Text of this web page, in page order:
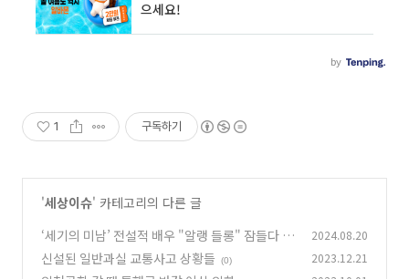
1 구독하기
'세상이슈' 카테고리의 다른 글
‘세기의 미남’ 전설적 배우 "알랭 들롱" 잠들다
(0)
2024.08.20
신설된 일반과실 교통사고 상황들 (0) 2023.12.21